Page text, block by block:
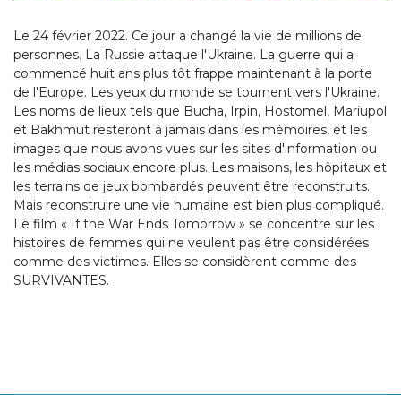
Le 24 février 2022. Ce jour a changé la vie de millions de
personnes. La Russie attaque l'Ukraine. La guerre qui a
commencé huit ans plus tôt frappe maintenant à la porte
de l'Europe. Les yeux du monde se tournent vers l'Ukraine.
Les noms de lieux tels que Bucha, Irpin, Hostomel, Mariupol
et Bakhmut resteront à jamais dans les mémoires, et les
images que nous avons vues sur les sites d'information ou
les médias sociaux encore plus. Les maisons, les hôpitaux et
les terrains de jeux bombardés peuvent être reconstruits.
Mais reconstruire une vie humaine est bien plus compliqué.
Le film « If the War Ends Tomorrow » se concentre sur les
histoires de femmes qui ne veulent pas être considérées
comme des victimes. Elles se considèrent comme des
SURVIVANTES.